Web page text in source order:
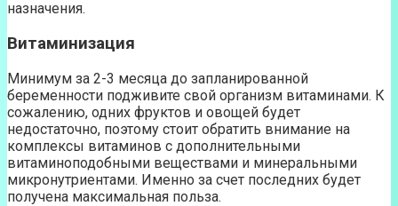
назначения.
Витаминизация
Минимум за 2-3 месяца до запланированной
беременности подживите свой организм витаминами. К
сожалению, одних фруктов и овощей будет
недостаточно, поэтому стоит обратить внимание на
комплексы витаминов с дополнительными
витаминоподобными веществами и минеральными
микронутриентами. Именно за счет последних будет
получена максимальная польза.